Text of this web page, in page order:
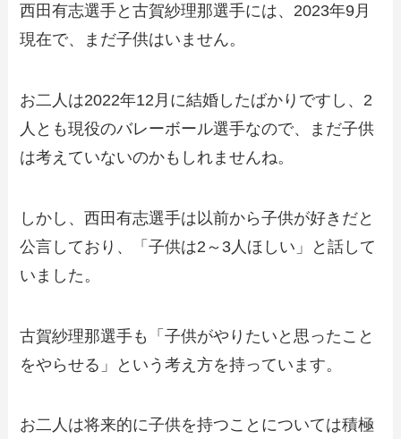
西田有志選手と古賀紗理那選手には、2023年9月
現在で、まだ子供はいません。
お二人は2022年12月に結婚したばかりですし、2
人とも現役のバレーボール選手なので、まだ子供
は考えていないのかもしれませんね。
しかし、西田有志選手は以前から子供が好きだと
公言しており、「子供は2～3人ほしい」と話して
いました。
古賀紗理那選手も「子供がやりたいと思ったこと
をやらせる」という考え方を持っています。
お二人は将来的に子供を持つことについては積極